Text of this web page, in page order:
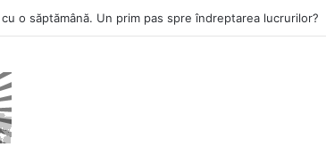
de Liga 2. Obiectiv clar înaintea duelului cu CS Afumați